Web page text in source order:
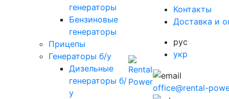
генераторы
Бензиновые
генераторы
Прицепы
Генераторы б/у
Дизельные
генераторы б/
у
Контакты
Доставка и
рус
укр
office@rental-